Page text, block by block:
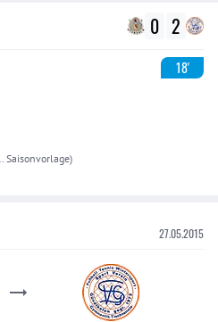
0 2
18'
Saisonvorlage)
27.05.2015